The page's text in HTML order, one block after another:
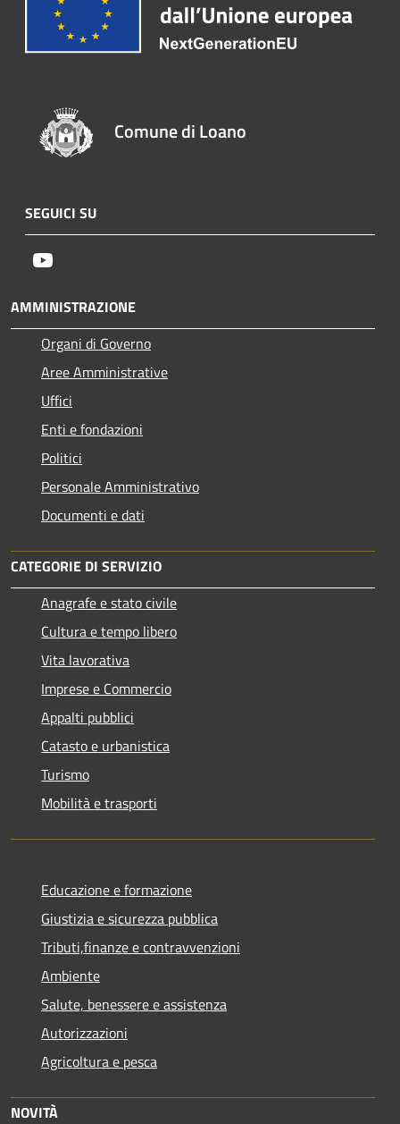
Comune di Loano
SEGUICI SU
AMMINISTRAZIONE
Organi di Governo
Aree Amministrative
Uffici
Enti e fondazioni
Politici
Personale Amministrativo
Documenti e dati
CATEGORIE DI SERVIZIO
Anagrafe e stato civile
Cultura e tempo libero
Vita lavorativa
Imprese e Commercio
Appalti pubblici
Catasto e urbanistica
Turismo
Mobilità e trasporti
Educazione e formazione
Giustizia e sicurezza pubblica
Tributi,finanze e contravvenzioni
Ambiente
Salute, benessere e assistenza
Autorizzazioni
Agricoltura e pesca
NOVITÀ